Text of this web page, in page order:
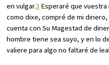
en vulgar.3 Esperaré que
como dixe, compré de mi
cuenta con Su Magestad de
hombre tiene sea suyo, y en lo
valiere para algo no faltaré de